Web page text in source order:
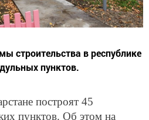
строительства в республике
пунктов.
построят 45
пунктов. Об этом на